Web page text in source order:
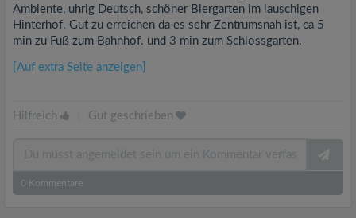
Ambiente, uhrig Deutsch, schöner Biergarten im lauschigen
Hinterhof. Gut zu erreichen da es sehr Zentrumsnah ist, ca 5
min zu Fuß zum Bahnhof. und 3 min zum Schlossgarten.
[Auf extra Seite anzeigen]
Hilfreich Gut geschrieben
0 Kommentare